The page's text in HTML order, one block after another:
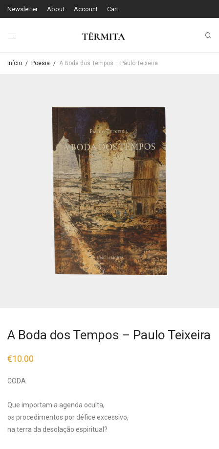
Newsletter About Account Cart
Início / Poesia / A Boda dos Tempos – Paulo Teixeira
A Boda dos Tempos – Paulo Teixeira
€10.00
CODA
Que importam a agenda oculta,
os procedimentos por défice excessivo,
na terra da desolação espiritual?